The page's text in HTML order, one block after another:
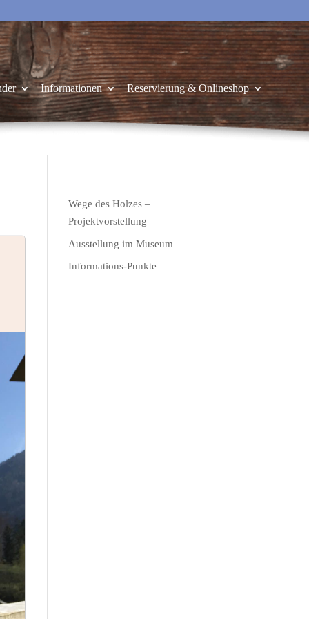
Informationen Reservierung & Onlineshop
Wege des Holzes –
Projektvorstellung
Ausstellung im Museum
Informations-Punkte